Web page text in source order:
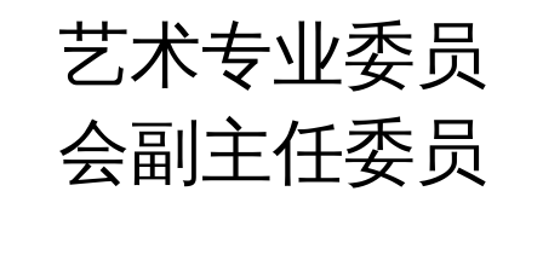
艺术专业委员
会副主任委员